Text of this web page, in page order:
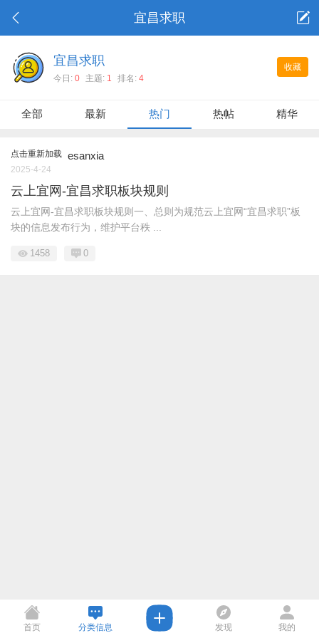
宜昌求职
收藏
宜昌求职
今日: 0 主题: 1 排名: 4
全部 最新 热门 热帖 精华
点击重新加载 esanxia
2025-4-24
云上宜网-宜昌求职板块规则
云上宜网-宜昌求职板块规则一、总则为规范云上宜网“宜昌求职”板
块的信息发布行为，维护平台秩 ...
1458 0
首页 分类信息 发现 我的